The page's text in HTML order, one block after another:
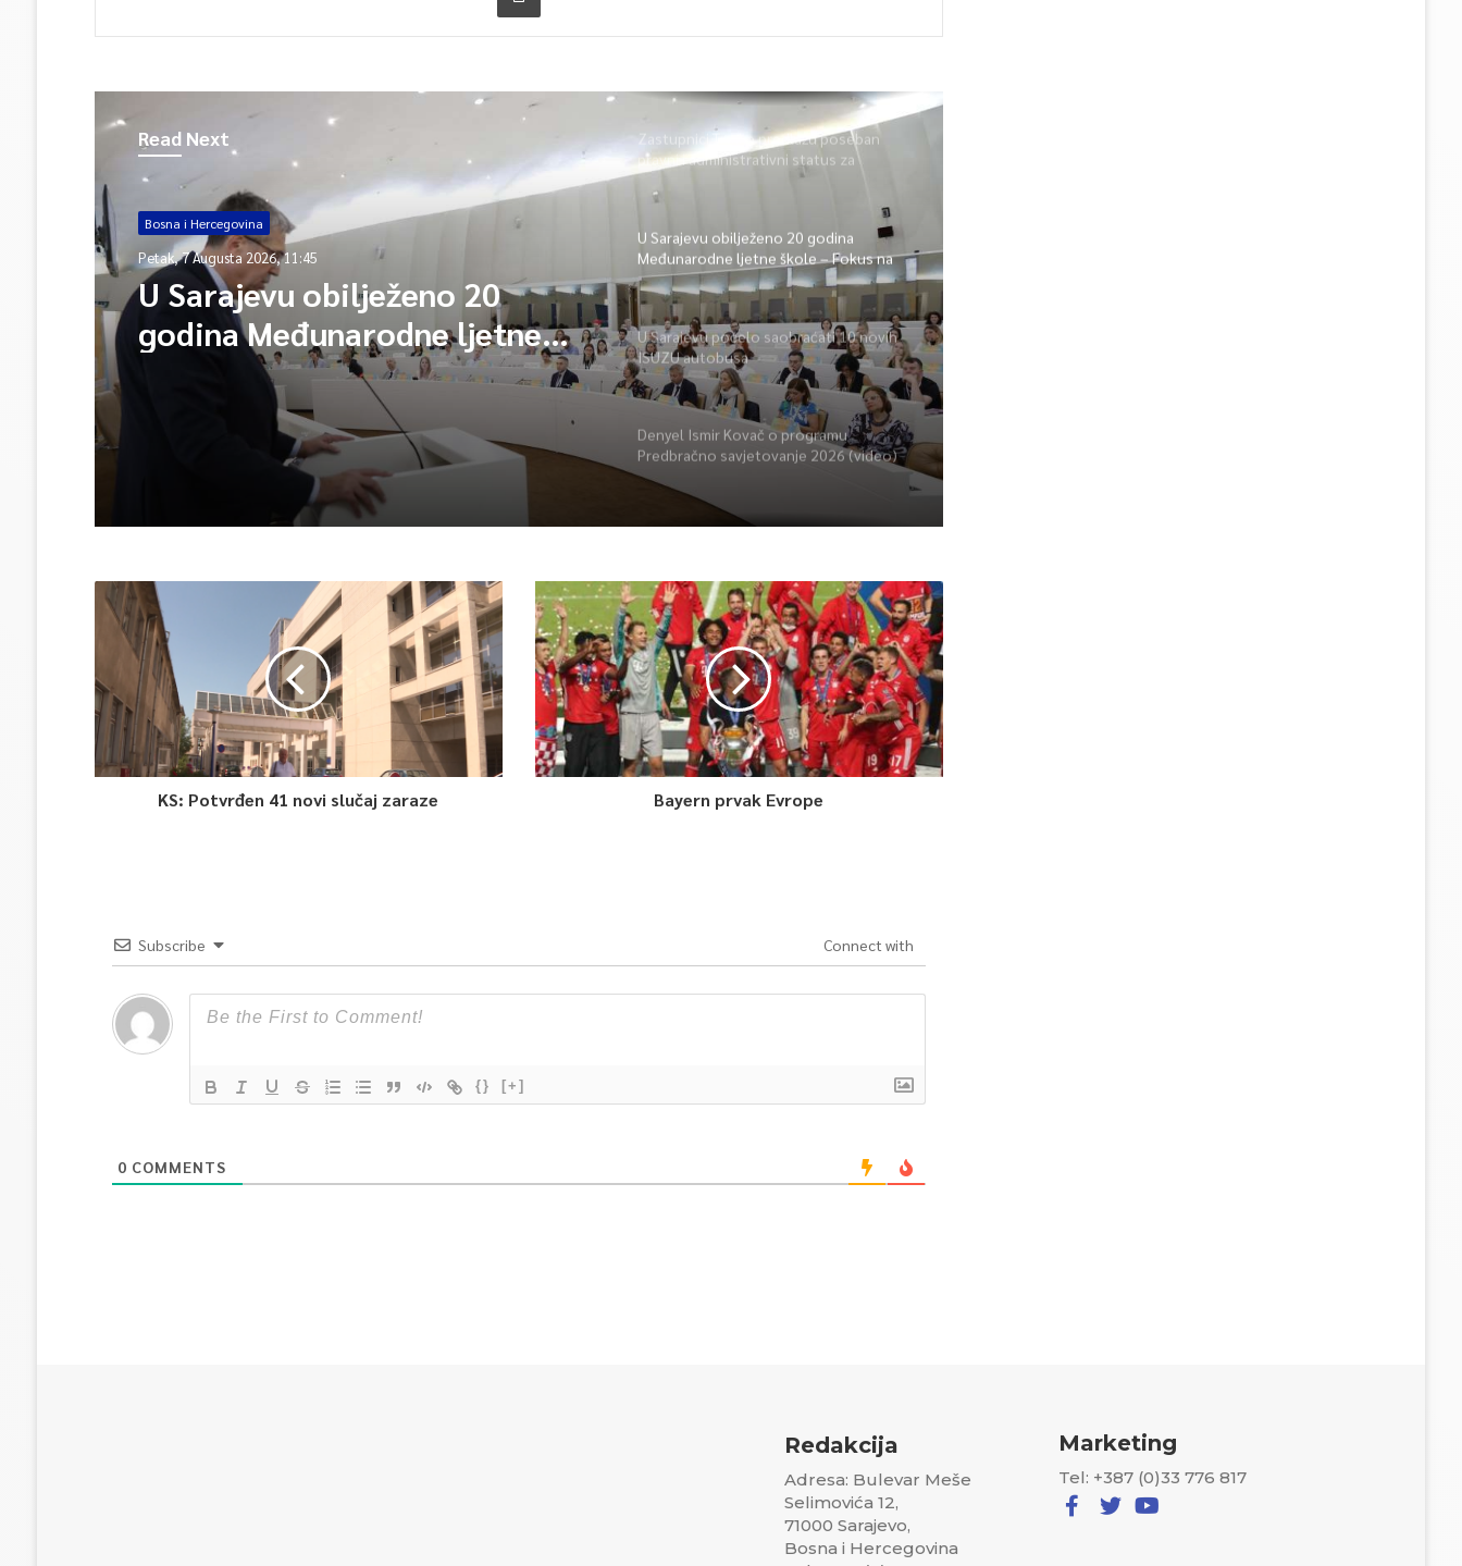
Read Next
Bosna i Hercegovina
Petak, 7 Augusta 2026, 11:45
U Sarajevu obilježeno 20
godina Međunarodne ljetne
škole – Fokus na izazovima
međunarodne pravde
Zastupnici Trojke predlažu poseban
pravni i administrativni status za
Memorijalni centar Srebrenica
U Sarajevu obilježeno 20 godina
Međunarodne ljetne škole – Fokus na
izazovima međunarodne pravde
U Sarajevu počelo saobraćati 10 novih
ISUZU autobusa
Denyel Ismir Kovač o programu
Predbračno savjetovanje 2026 (video)
KS: Potvrđen 41 novi slučaj zaraze Bayern prvak Evrope
Subscribe Connect with
{} [+]
0 COMMENTS
Redakcija
Adresa: Bulevar Meše
Selimovića 12,
71000 Sarajevo,
Bosna i Hercegovina
Marketing
Tel: +387 (0)33 776 817